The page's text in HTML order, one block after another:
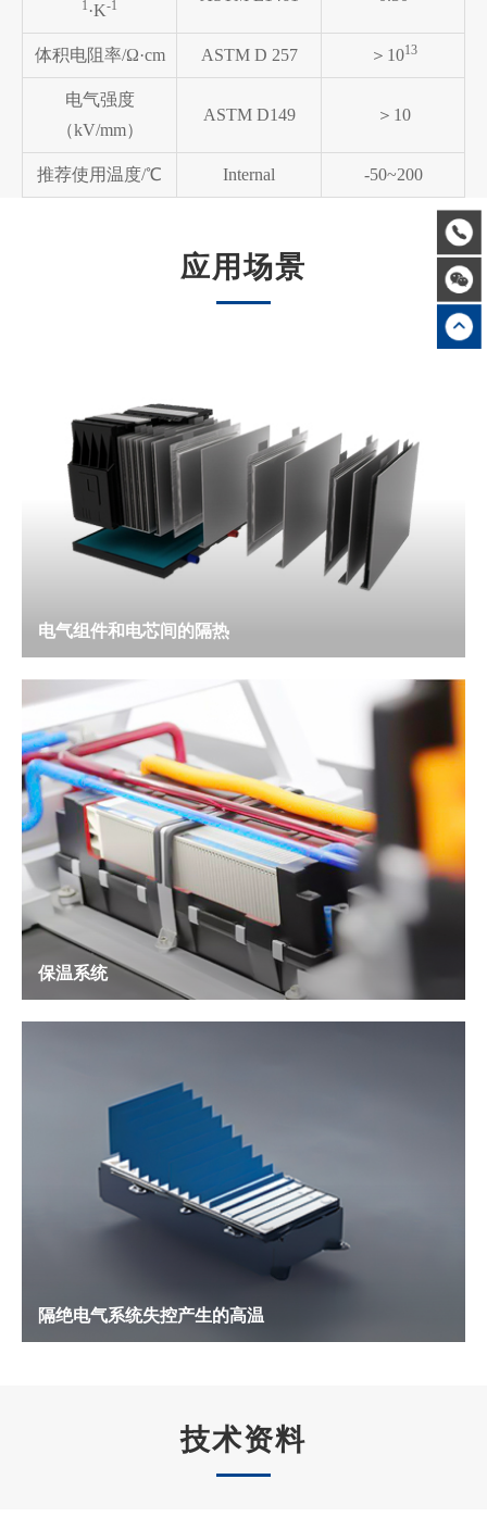
1 ·K-1
体积电阻率/Ω·cm ASTM D 257 ＞1013
电气强度
（kV/mm）
ASTM D149 ＞10
推荐使用温度/℃ Internal -50~200
应用场景
电气组件和电芯间的隔热
保温系统
隔绝电气系统失控产生的高温
技术资料